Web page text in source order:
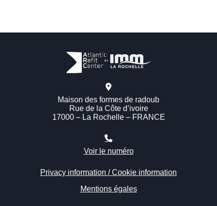
Maison des formes de radoub
Rue de la Côte d’ivoire
17000 – La Rochelle – FRANCE
Voir le numéro
Privacy information / Cookie information
Mentions égales